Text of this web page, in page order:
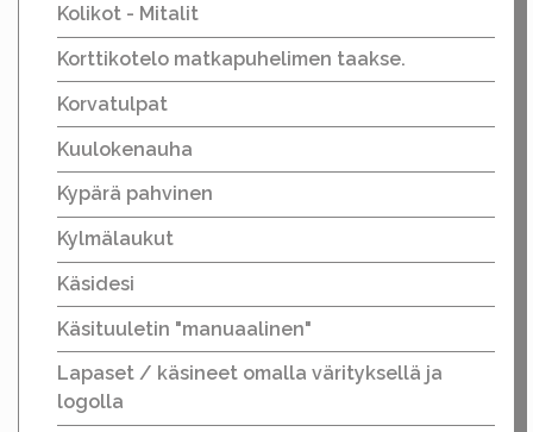
Kolikot - Mitalit
Korttikotelo matkapuhelimen taakse.
Korvatulpat
Kuulokenauha
Kypärä pahvinen
Kylmälaukut
Käsidesi
Käsituuletin "manuaalinen"
Lapaset / käsineet omalla värityksellä ja
logolla